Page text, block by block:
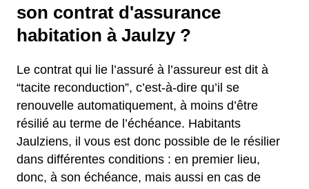
son contrat d'assurance
habitation à Jaulzy ?
Le contrat qui lie l’assuré à l’assureur est dit à
“tacite reconduction”, c’est-à-dire qu’il se
renouvelle automatiquement, à moins d’être
résilié au terme de l’échéance. Habitants
Jaulziens, il vous est donc possible de le résilier
dans différentes conditions : en premier lieu,
donc, à son échéance, mais aussi en cas de